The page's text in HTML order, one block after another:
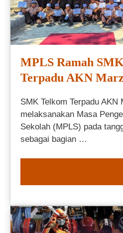
MPLS Ramah
Terpadu AKN
SMK Telkom Terpadu AKN
melaksanakan Masa
Sekolah (MPLS) pada
sebagai bagian …